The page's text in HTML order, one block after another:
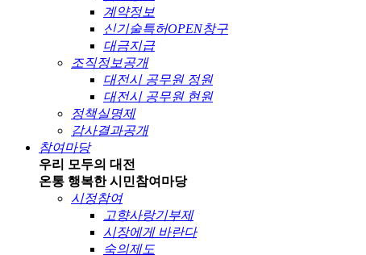
계약정보
신기술특허OPEN창구
대금지급
조직정보공개
대전시 공무원 정원
대전시 공무원 현원
정책실명제
감사결과공개
참여마당
우리 모두의 대전
온통 행복한 시민참여마당
시정참여
고향사랑기부제
시장에게 바란다
숙의제도